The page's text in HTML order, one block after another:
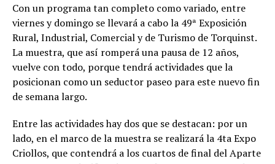
Con un programa tan completo como variado, entre
viernes y domingo se llevará a cabo la 49ª Exposición
Rural, Industrial, Comercial y de Turismo de Torquinst.
La muestra, que así romperá una pausa de 12 años,
vuelve con todo, porque tendrá actividades que la
posicionan como un seductor paseo para este nuevo fin
de semana largo.
Entre las actividades hay dos que se destacan: por un
lado, en el marco de la muestra se realizará la 4ta Expo
Criollos, que contendrá a los cuartos de final del Aparte